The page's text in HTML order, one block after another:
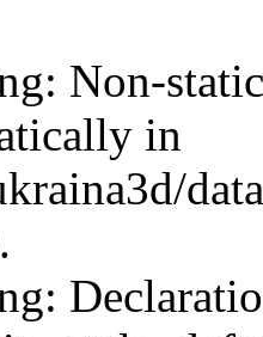
Non-
in